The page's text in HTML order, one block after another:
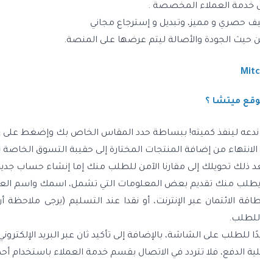
خدمة العملاء المخصصة .
حصري و مميز، وتبديل و إسترجاع مجاني
حيث الجودة والأصالة ليتم عرضها على المنصة.
ميتشا ؟
ندعه لينفذ كميته! ببساطة حدد المقاس الخاص بك وإضغط على
من إضافة المنتجات المختارة إلى حقيبة التسوق الخاصة
ذلك تحويلك إلى مقارنا الآمن للطلب منك إما إنشاء حساب
منك تقديم بعض المعلومات التي تشمل، اسمك واسم
الائتمان عبر الإنترنت، أو نقدا عند التسليم (يرجى
على الشاشة، بالإضافة إلى تأكيد ثان عبر البريد
الدفع، فلا تتردد في الاتصال بقسم خدمة العملاء باستخدام